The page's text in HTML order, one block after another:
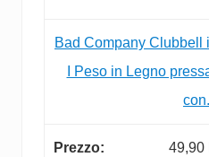
Bad Company Clubbell
I Peso in Legno
49,90